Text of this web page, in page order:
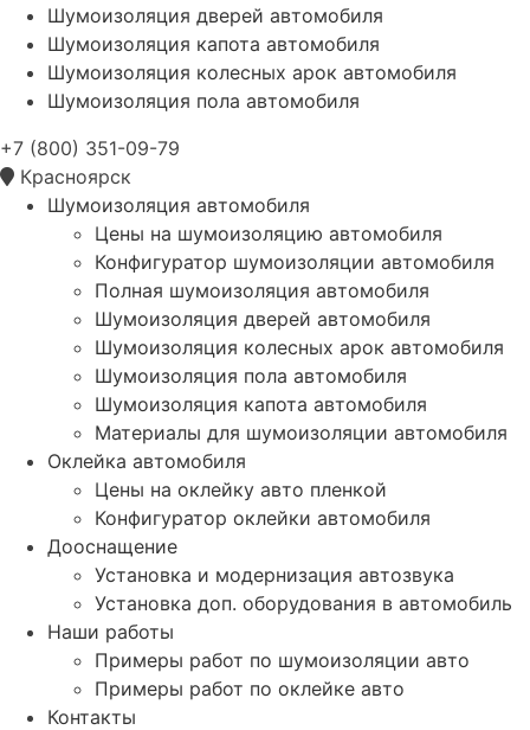
Шумоизоляция дверей автомобиля
Шумоизоляция капота автомобиля
Шумоизоляция колесных арок автомобиля
Шумоизоляция пола автомобиля
+7 (800) 351-09-79
Красноярск
Шумоизоляция автомобиля
Цены на шумоизоляцию автомобиля
Конфигуратор шумоизоляции автомобиля
Полная шумоизоляция автомобиля
Шумоизоляция дверей автомобиля
Шумоизоляция колесных арок автомобиля
Шумоизоляция пола автомобиля
Шумоизоляция капота автомобиля
Материалы для шумоизоляции автомобиля
Оклейка автомобиля
Цены на оклейку авто пленкой
Конфигуратор оклейки автомобиля
Дооснащение
Установка и модернизация автозвука
Установка доп. оборудования в автомобиль
Наши работы
Примеры работ по шумоизоляции авто
Примеры работ по оклейке авто
Контакты